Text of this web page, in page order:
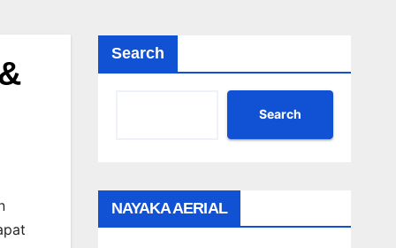
Search
Search
NAYAKA AERIAL